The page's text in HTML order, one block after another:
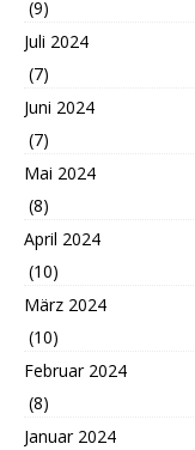
(9)
Juli 2024
(7)
Juni 2024
(7)
Mai 2024
(8)
April 2024
(10)
März 2024
(10)
Februar 2024
(8)
Januar 2024